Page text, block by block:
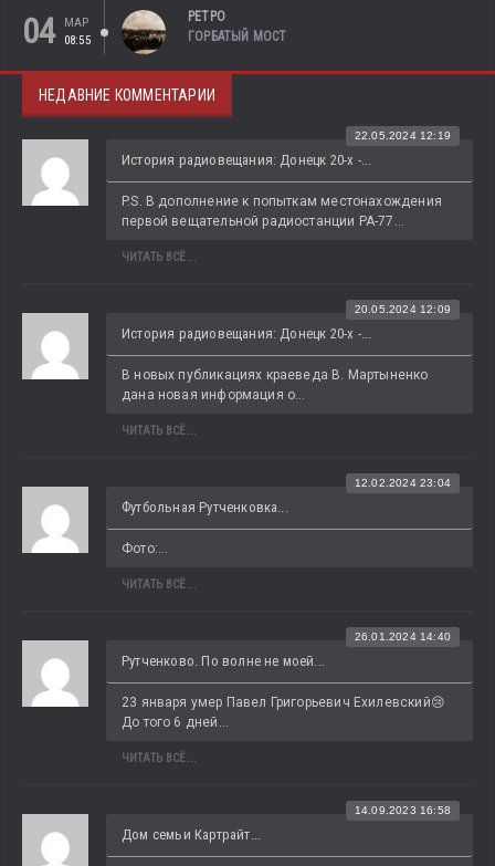
04
МАР
08:55
РЕТРО
ГОРБАТЫЙ МОСТ
НЕДАВНИЕ КОММЕНТАРИИ
История радиовещания: Донецк 20-х -...
22.05.2024 12:19
P.S. В дополнение к попыткам местонахождения
первой вещательной радиостанции РА-77...
ЧИТАТЬ ВСЁ...
История радиовещания: Донецк 20-х -...
20.05.2024 12:09
В новых публикациях краеведа В. Мартыненко
дана новая информация о...
ЧИТАТЬ ВСЁ...
Футбольная Рутченковка...
12.02.2024 23:04
Фото:...
ЧИТАТЬ ВСЁ...
Рутченково. По волне не моей...
26.01.2024 14:40
23 января умер Павел Григорьевич Ехилевский😢
До того 6 дней...
ЧИТАТЬ ВСЁ...
Дом семьи Картрайт...
14.09.2023 16:58